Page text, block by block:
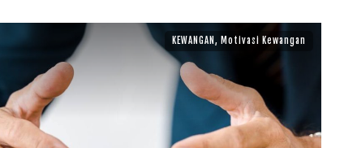
KEWANGAN , Motivasi Kewangan